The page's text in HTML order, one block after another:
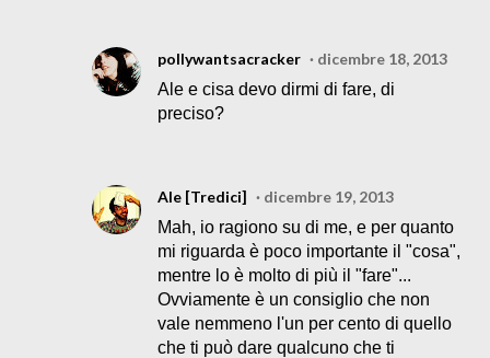
pollywantsacracker
dicembre 18, 2013
Ale e cisa devo dirmi di fare, di
preciso?
Ale [Tredici]
dicembre 19, 2013
Mah, io ragiono su di me, e per quanto
mi riguarda è poco importante il "cosa",
mentre lo è molto di più il "fare"...
Ovviamente è un consiglio che non
vale nemmeno l'un per cento di quello
che ti può dare qualcuno che ti